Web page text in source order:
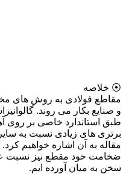
⦿ خلاصه
مقاطع فولادی به روش های
و صنایع بکار می روند.
طبق استاندارد خاصی بر
برتری های زیادی نسبت به
ضخامت خود مقطع نیز نسبت
سخن به میان آورده ایم.